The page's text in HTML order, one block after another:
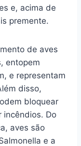
e, acima de
premente.
de aves
entopem
e representam
disso,
bloquear
incêndios. Do
aves são
e a